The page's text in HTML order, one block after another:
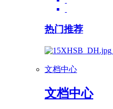
热门推荐
文档中心
文档中心